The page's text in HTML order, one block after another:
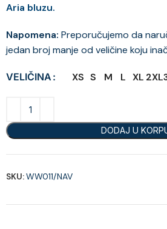
Aria bluzu.
Napomena: Preporučujemo da
jedan broj manje od veličine koju
VELIČINA XS S M L XL 2XL
DODAJ U
SKU:WW011/NAV